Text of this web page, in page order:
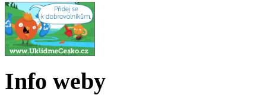
Info weby